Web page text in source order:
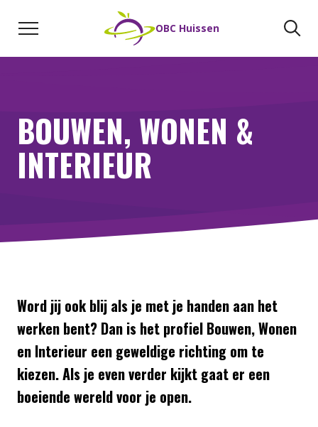
OBC Huissen
BOUWEN, WONEN &
INTERIEUR
Word jij ook blij als je met je handen aan het
werken bent? Dan is het profiel Bouwen, Wonen
en Interieur een geweldige richting om te
kiezen. Als je even verder kijkt gaat er een
boeiende wereld voor je open.